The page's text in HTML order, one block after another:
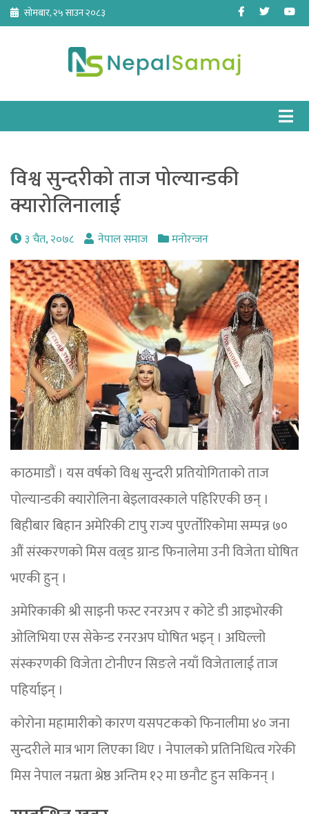
Skip
content
सोमबार, २५ साउन २०८३ Facebook
Twitter
विश्व सुन्दरीको ताज पोल्यान्डकी
क्यारोलिनालाई
३ चैत, २०७८ नेपाल समाज मनोरन्जन
काठमाडौं । यस वर्षको विश्व सुन्दरी प्रतियोगिताको ताज
पोल्यान्डकी क्यारोलिना बेइलावस्काले पहिरिएकी छन् ।
बिहीबार बिहान अमेरिकी टापु राज्य पुएर्तोरिकोमा सम्पन्न ७०
औं संस्करणको मिस वल्र्ड ग्रान्ड फिनालेमा उनी विजेता घोषित
भएकी हुन् ।
अमेरिकाकी श्री साइनी फस्ट रनरअप र कोटे डी आइभोरकी
ओलिभिया एस सेकेन्ड रनरअप घोषित भइन् । अघिल्लो
संस्करणकी विजेता टोनीएन सिङले नयाँ विजेतालाई ताज
पहिर्याइन् ।
कोरोना महामारीको कारण यसपटकको फिनालीमा ४० जना
सुन्दरीले मात्र भाग लिएका थिए । नेपालको प्रतिनिधित्व गरेकी
मिस नेपाल नम्रता श्रेष्ठ अन्तिम १२ मा छनौट हुन सकिनन् ।